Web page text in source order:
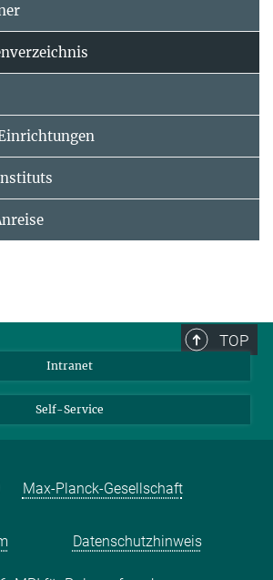
TOP
Intranet
Self-Service
Max-Planck-Gesellschaft
Datenschutzhinweis